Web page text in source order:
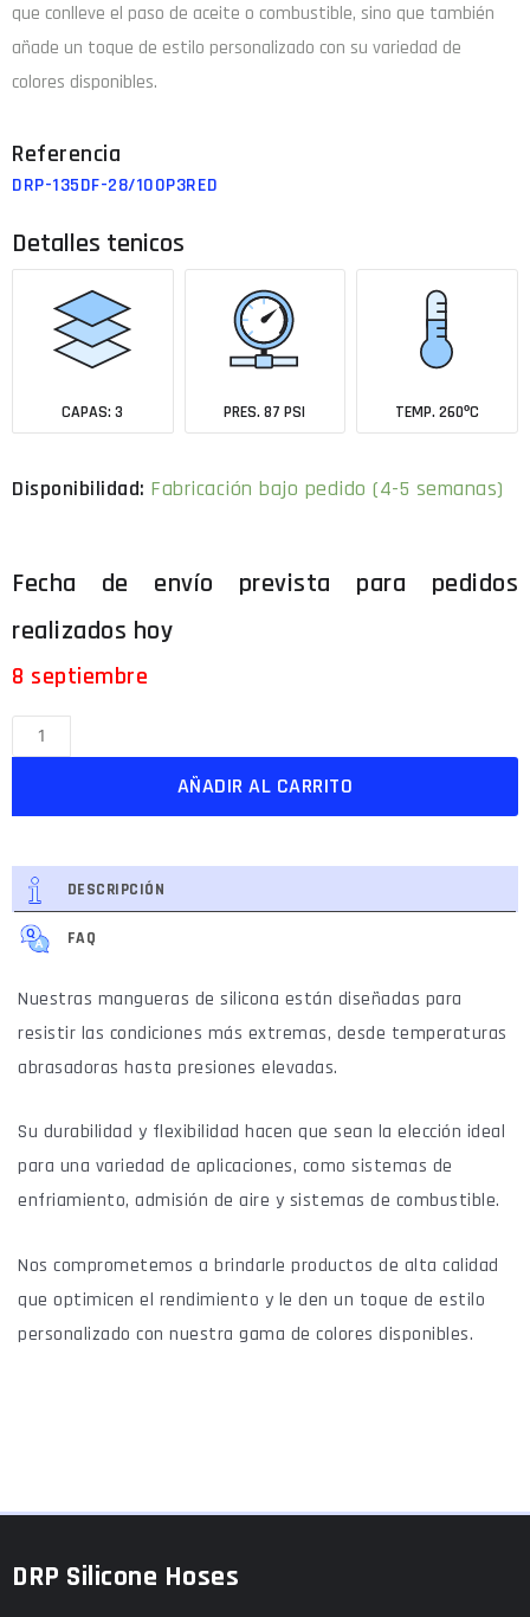
que conlleve el paso de aceite o combustible, sino que también
añade un toque de estilo personalizado con su variedad de
colores disponibles.
DRP-135DF-28/100P3RED
Detalles tenicos
CAPAS: 3 PRES. 87 PSI TEMP. 260ºC
Fabricación bajo pedido (4-5 semanas)
8 septiembre
AÑADIR AL CARRITO
DESCRIPCIÓN
FAQ
Nuestras mangueras de silicona están diseñadas para
resistir las condiciones más extremas, desde temperaturas
abrasadoras hasta presiones elevadas.
Su durabilidad y flexibilidad hacen que sean la elección ideal
para una variedad de aplicaciones, como sistemas de
enfriamiento, admisión de aire y sistemas de combustible.
Nos comprometemos a brindarle productos de alta calidad
que optimicen el rendimiento y le den un toque de estilo
personalizado con nuestra gama de colores disponibles.
DRP Silicone Hoses